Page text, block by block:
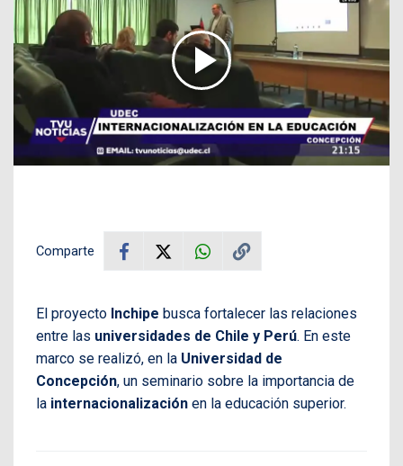
Comparte
El proyecto Inchipe busca fortalecer las relaciones
entre las universidades de Chile y Perú. En este
marco se realizó, en la Universidad de
Concepción, un seminario sobre la importancia de
la internacionalización en la educación superior.